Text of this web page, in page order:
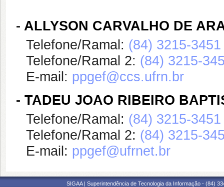
- ALLYSON CARVALHO DE
Telefone/Ramal: (84) 3215-3451
Telefone/Ramal 2: (84) 3215-
E-mail: ppgef@ccs.ufrn.br
- TADEU JOAO RIBEIRO
Telefone/Ramal: (84) 3215-3451
Telefone/Ramal 2: (84) 3215-
E-mail: ppgef@ufrnet.br
SIGAA | Superintendência de Tecnologia da Informação - (84)